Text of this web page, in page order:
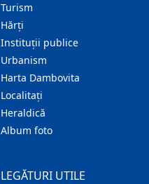
Turism
Hărţi
Instituţii publice
Urbanism
Harta Dambovita
Localitaţi
Heraldică
Album foto
LEGĂTURI UTILE